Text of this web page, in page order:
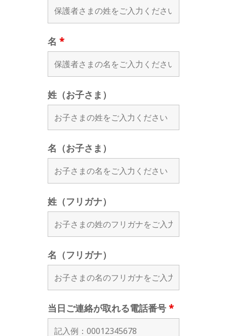
名 *
姓（お子さま）
名（お子さま）
姓（フリガナ）
名（フリガナ）
当日ご連絡が取れる電話番号 *